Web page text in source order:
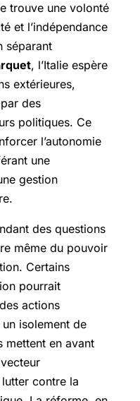
trouve une volonté
et l’indépendance
séparant
, l’Italie espère
extérieures,
des
politiques. Ce
l’autonomie
une
gestion
des questions
même du pouvoir
Certains
pourrait
actions
isolement de
mettent en avant
contre la